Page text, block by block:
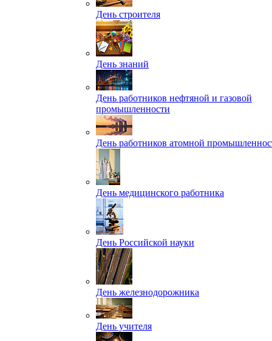
День строителя
День знаний
День работников нефтяной и газовой
промышленности
День работников атомной
День медицинского работника
День Российской науки
День железнодорожника
День учителя